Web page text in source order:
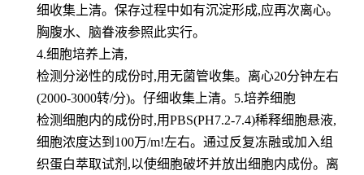
细收集上清。保存过程中如有沉淀形成,应再次离心。
胸腹水、脑眷液参照此实行。
4.细胞培养上清,
检测分泌性的成份时,用无菌管收集。离心20分钟左右
(2000-3000转/分)。仔细收集上清。5.培养细胞
检测细胞内的成份时,用PBS(PH7.2-7.4)稀释细胞悬液,
细胞浓度达到100万/m!左右。通过反复冻融或加入组
织蛋白萃取试剂,以使细胞破坏并放出细胞内成份。离